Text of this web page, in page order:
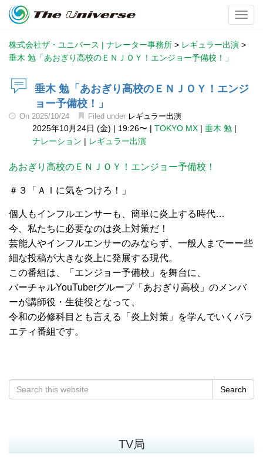
株式会社ザ・ユニバース | ナレーター事務所 > レギュラー出演 >
垂木 勉「あおぎり高校のＥＮＪＯＹ！エンジョー予備校！」
垂木 勉「あおぎり高校のＥＮＪＯＹ！エンジ
ョー予備校！」
On 2025/10/24 Filed under レギュラー出演
2025年10月24日 (金) | 19:26〜 | TOKYO MX | 垂木 勉 |
ナレーション | レギュラー出演
あおぎり高校のＥＮＪＯＹ！エンジョー予備校！
＃３「ＡＩに気をつけろ！」
個人もインフルエンサーも、簡単に炎上する時代…
今、私たちに必要なのは炎上対策だ！
芸能人やインフルエンサーのみならず、一般人までーー些
細な投稿が大きな炎上に発展する現代。
この番組は、「エンジョー予備校」を舞台に、
バーチャルYouTuberグループ「あおぎり高校」のメンバ
ーが講師役・生徒役となって、
令和の必修科目とも言える「炎上対策」を学んでいくバラ
エティ番組です。
Search
TV局